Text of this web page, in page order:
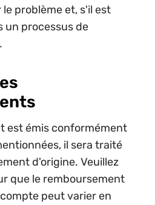
problème et, s'il est
un processus de
est émis conformément
il sera traité
d'origine. Veuillez
que le remboursement
peut varier en